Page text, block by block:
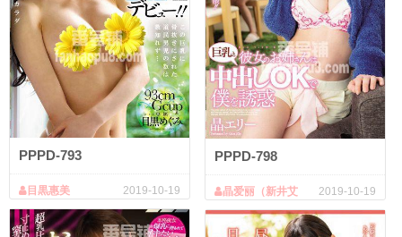
PPPD-793
2019-10-19
目黒惠美
PPPD-798
2019-10-19
晶爱丽（新井艾